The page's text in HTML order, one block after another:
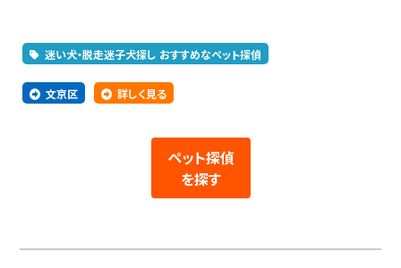
迷い犬・脱走迷子犬探し おすすめなペット探偵
文京区 詳しく見る
ペット探偵
を探す